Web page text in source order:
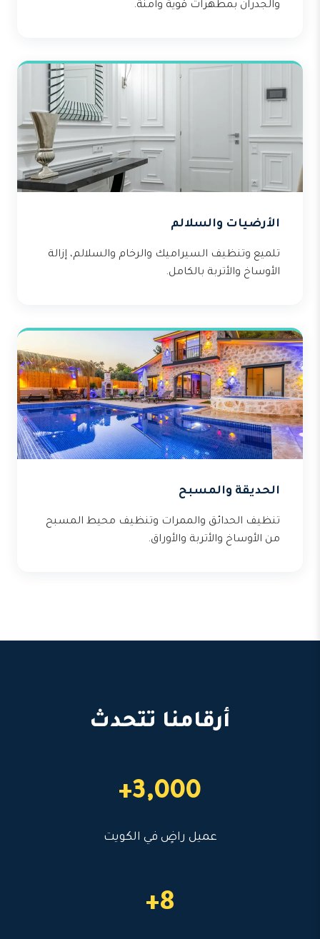
والجدران بمطهرات قوية وآمنة.
الأرضيات والسلالم
تلميع وتنظيف السيراميك والرخام والسلالم، إزالة
الأوساخ والأتربة بالكامل.
الحديقة والمسبح
تنظيف الحدائق والممرات وتنظيف محيط المسبح
من الأوساخ والأتربة والأوراق.
أرقامنا تتحدث
3,000+
عميل راضٍ في الكويت
8+